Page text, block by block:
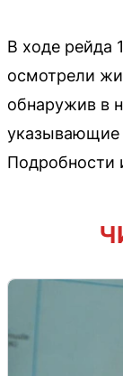
В ходе рейда
осмотрели
обнаружив в
указывающие
Подробности